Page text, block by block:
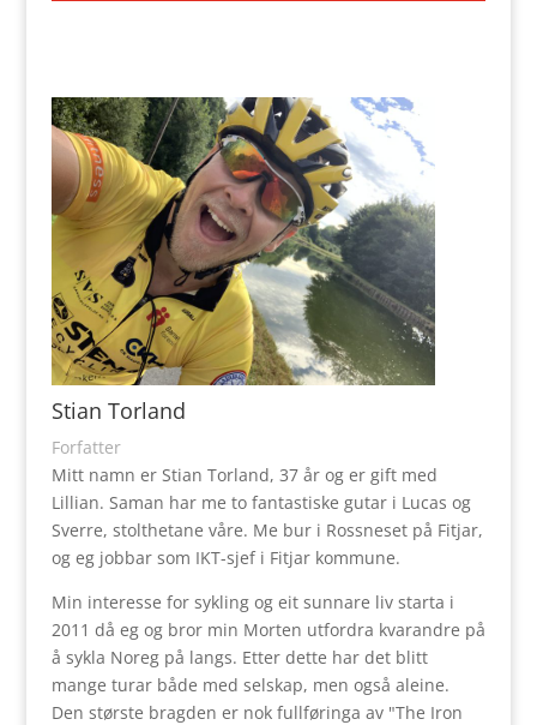
Stian Torland
Forfatter
Mitt namn er Stian Torland, 37 år og er gift med
Lillian. Saman har me to fantastiske gutar i Lucas og
Sverre, stolthetane våre. Me bur i Rossneset på Fitjar,
og eg jobbar som IKT-sjef i Fitjar kommune.
Min interesse for sykling og eit sunnare liv starta i
2011 då eg og bror min Morten utfordra kvarandre på
å sykla Noreg på langs. Etter dette har det blitt
mange turar både med selskap, men også aleine.
Den største bragden er nok fullføringa av "The Iron